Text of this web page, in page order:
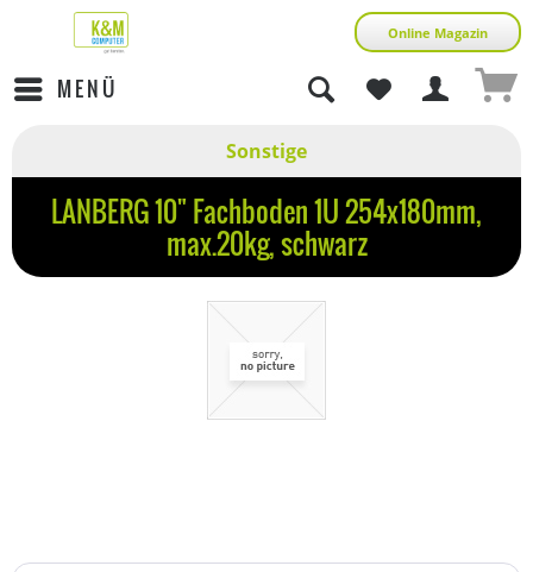
Online Magazin
MENÜ
Sonstige
LANBERG 10" Fachboden 1U 254x180mm,
max.20kg, schwarz